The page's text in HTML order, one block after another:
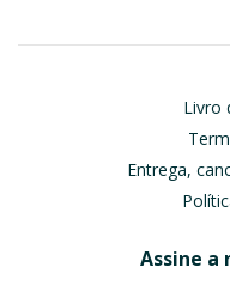
Livro
Entrega,
Assine a